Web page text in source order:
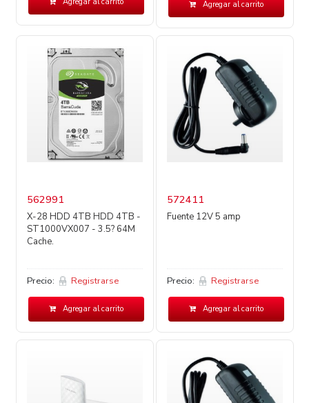
Agregar al carrito
562991
X-28 HDD 4TB HDD 4TB -
ST1000VX007 - 3.5? 64M
Cache.
Precio: Registrarse
Agregar al carrito
572411
Fuente 12V 5 amp
Precio: Registrarse
Agregar al carrito